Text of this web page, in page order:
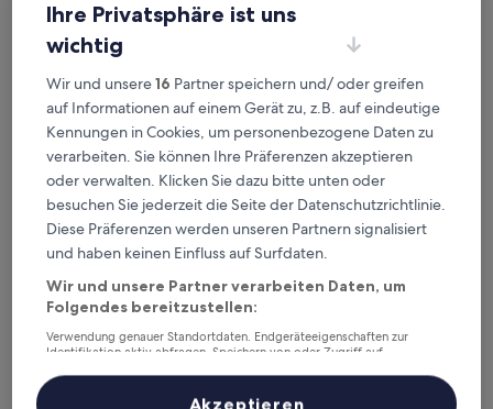
10,
(142
9. Aug.–10. Aug.
ANYANG IT CENTRO HOTEL
ANYANG IT CENTRO HOTEL
2.0-
ANYANG IT CENTRO HOTEL
Ihre Privatsphäre ist uns
wichtig
Wir und unsere16 Partner speichern und/ oder greifen
auf Informationen auf einem Gerät zu, z.B. auf eindeutige
Kennungen in Cookies, um personenbezogene Daten zu
verarbeiten. Sie können Ihre Präferenzen akzeptieren
oder verwalten. Klicken Sie dazu bitte unten oder
besuchen Sie jederzeit die Seite der Datenschutzrichtlinie.
Diese Präferenzen werden unseren Partnern signalisiert
und haben keinen Einfluss auf Surfdaten.
Wir und unsere Partner verarbeiten Daten, um
Folgendes bereitzustellen:
Verwendung genauer Standortdaten. Endgeräteeigenschaften zur
Identifikation aktiv abfragen. Speichern von oder Zugriff auf
Inhalte, Messung von Werbeleistung und der Performance von Inhalten,
Zielgruppenforschung sowie Entwicklung und Verbesserung von
Akzeptieren